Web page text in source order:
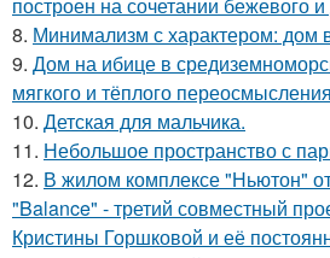
построен на сочетании бежевого
8. Минимализм с характером: дом
9. Дом на ибице в
мягкого и тёплого
10. Детская для мальчика.
11. Небольшое пространство с
12. В жилом комплексе "Ньютон"
"Balance" - третий совместный
Кристины Горшковой и её